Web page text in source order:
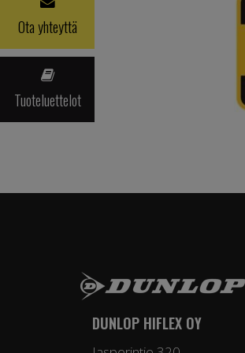
Ota yhteyttä
Tuoteluettelot
DUNLOP HIFLEX OY